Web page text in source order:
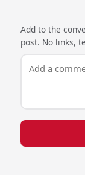
Add to the
post. No links,